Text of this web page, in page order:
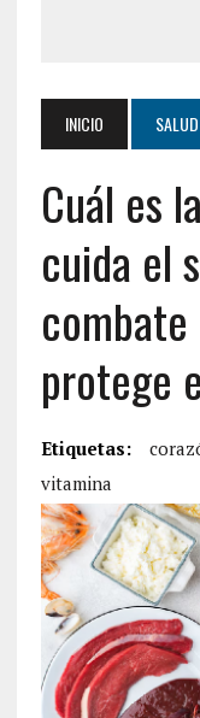
INICIO SALUD
Cuál es
cuida el
protege
Etiquetas:
vitamina